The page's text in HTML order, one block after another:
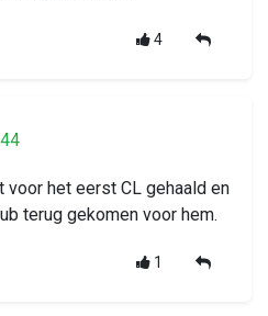
4
voor het eerst CL gehaald en
terug gekomen voor hem.
1